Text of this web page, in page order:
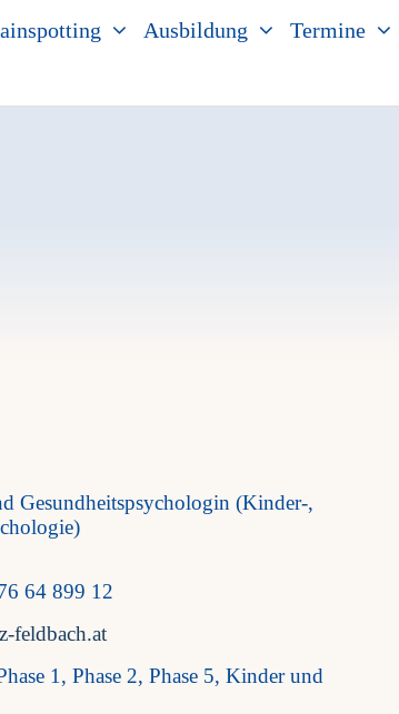
Ausbildung Termine
Gesundheitspsychologin (Kinder-,
64 899 12
feldbach.at
1, Phase 2, Phase 5, Kinder und